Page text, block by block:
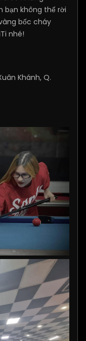
bạn không thể rời
bốc cháy
nhé!
Khánh, Q.